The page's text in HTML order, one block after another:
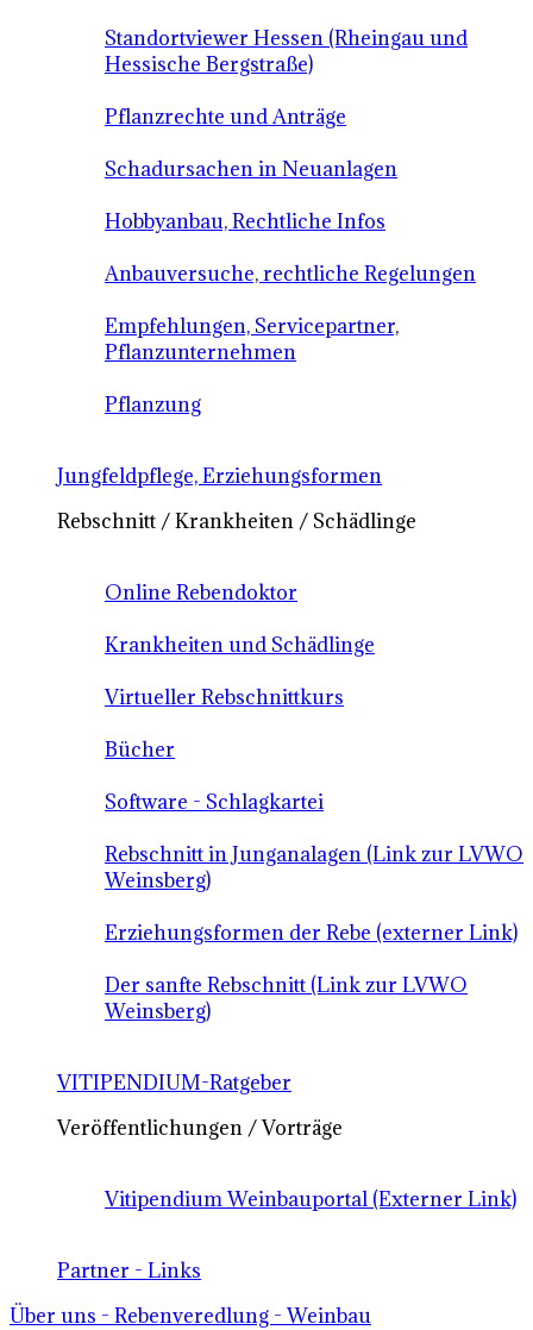
Standortviewer Hessen (Rheingau und
Hessische Bergstraße)
Pflanzrechte und Anträge
Schadursachen in Neuanlagen
Hobbyanbau, Rechtliche Infos
Anbauversuche, rechtliche Regelungen
Empfehlungen, Servicepartner,
Pflanzunternehmen
Pflanzung
Jungfeldpflege, Erziehungsformen
Rebschnitt / Krankheiten / Schädlinge
Online Rebendoktor
Krankheiten und Schädlinge
Virtueller Rebschnittkurs
Bücher
Software - Schlagkartei
Rebschnitt in Junganalagen (Link zur LVWO
Weinsberg)
Erziehungsformen der Rebe (externer Link)
Der sanfte Rebschnitt (Link zur LVWO
Weinsberg)
VITIPENDIUM-Ratgeber
Veröffentlichungen / Vorträge
Vitipendium Weinbauportal (Externer Link)
Partner - Links
Über uns - Rebenveredlung - Weinbau